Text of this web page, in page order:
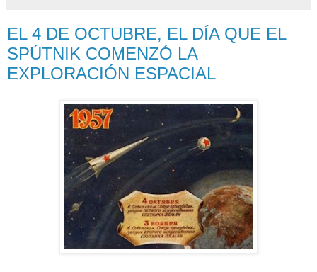
EL 4 DE OCTUBRE, EL DÍA QUE EL
SPÚTNIK COMENZÓ LA
EXPLORACIÓN ESPACIAL